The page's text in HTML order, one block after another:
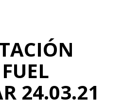
24.03.21